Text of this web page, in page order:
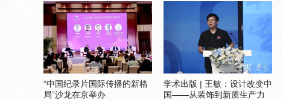
“中国纪录片国际传播的新格
局”沙龙在京举办
学术出版 | 王敏：设计改变中
国——从装饰到新质生产力